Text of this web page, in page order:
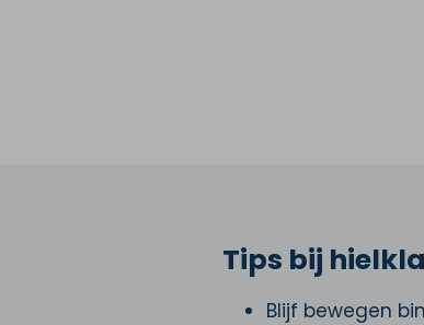
Tips bij
Blijf bewegen